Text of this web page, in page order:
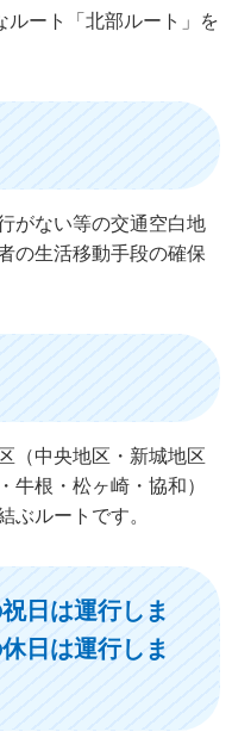
ルート「北部ルート」を
がない等の交通空白地
の生活移動手段の確保
（中央地区・新城地区
牛根・松ヶ崎・協和）
ぶルートです。
日は運行しま
日は運行しま